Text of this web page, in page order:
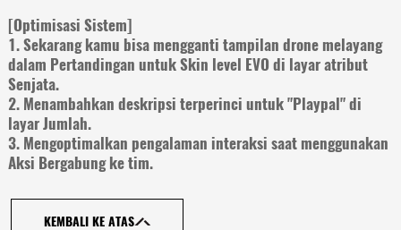
[Optimisasi Sistem]
1. Sekarang kamu bisa mengganti tampilan drone melayang
dalam Pertandingan untuk Skin level EVO di layar atribut
Senjata.
2. Menambahkan deskripsi terperinci untuk "Playpal" di
layar Jumlah.
3. Mengoptimalkan pengalaman interaksi saat menggunakan
Aksi Bergabung ke tim.
KEMBALI KE ATAS